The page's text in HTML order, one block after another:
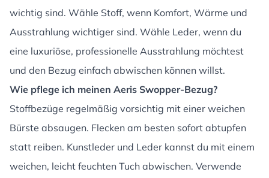
wichtig sind. Wähle Stoff, wenn Komfort, Wärme und
Ausstrahlung wichtiger sind. Wähle Leder, wenn du
eine luxuriöse, professionelle Ausstrahlung möchtest
und den Bezug einfach abwischen können willst.
Wie pflege ich meinen Aeris Swopper-Bezug?
Stoffbezüge regelmäßig vorsichtig mit einer weichen
Bürste absaugen. Flecken am besten sofort abtupfen
statt reiben. Kunstleder und Leder kannst du mit einem
weichen, leicht feuchten Tuch abwischen. Verwende